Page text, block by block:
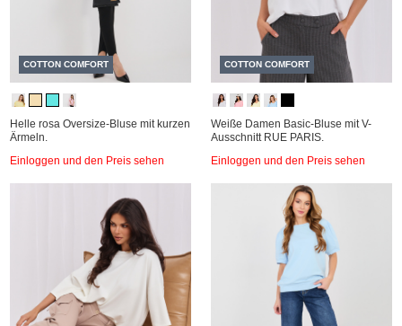
COTTON COMFORT
Helle rosa Oversize-Bluse mit kurzen
Ärmeln.
Einloggen und den Preis sehen
COTTON COMFORT
Weiße Damen Basic-Bluse mit V-
Ausschnitt RUE PARIS.
Einloggen und den Preis sehen